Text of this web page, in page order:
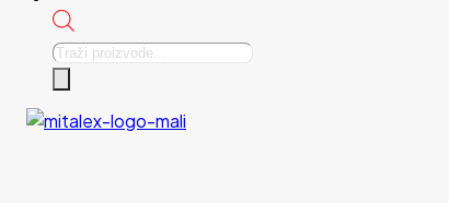
Products
search